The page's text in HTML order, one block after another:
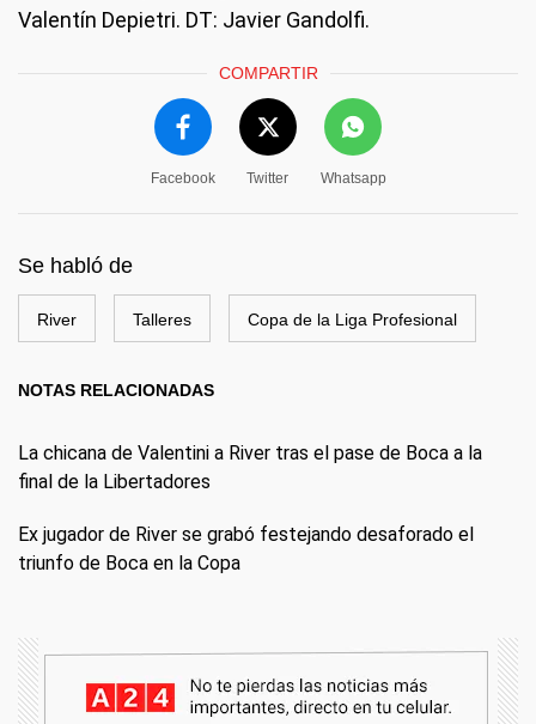
Valentín Depietri. DT: Javier Gandolfi.
COMPARTIR
Facebook Twitter Whatsapp
Se habló de
River Talleres Copa de la Liga Profesional
NOTAS RELACIONADAS
La chicana de Valentini a River tras el pase de Boca a la
final de la Libertadores
Ex jugador de River se grabó festejando desaforado el
triunfo de Boca en la Copa